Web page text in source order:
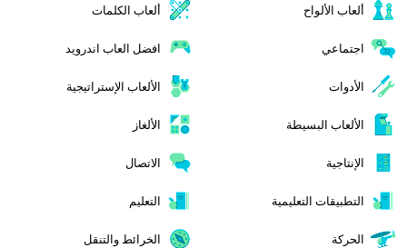
ألعاب الألواح ألعاب الكلمات
اجتماعي افضل العاب اندرويد
الأدوات الألعاب الإستراتيجية
الألعاب البسيطة الألغاز
الإنتاجية الاتصال
التطبيقات التعليمية التعليم
الحركة الخرائط والتنقل